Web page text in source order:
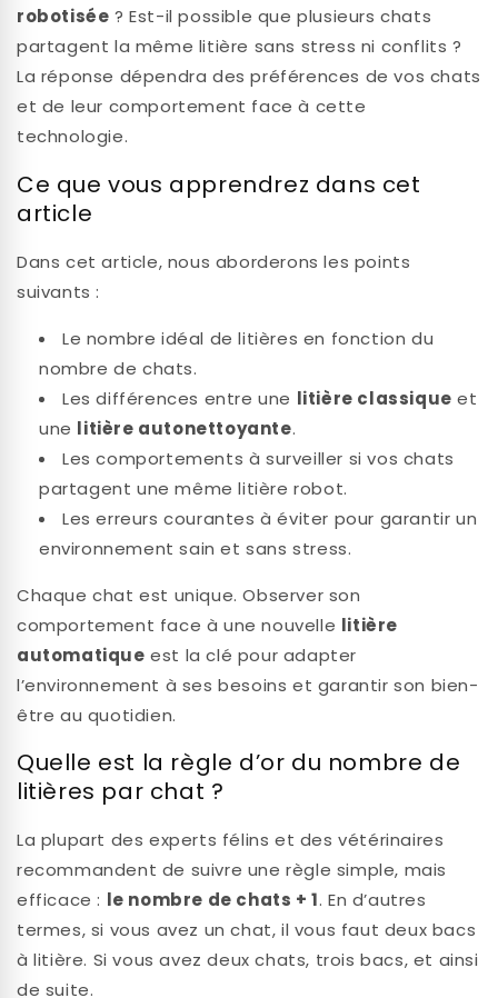
robotisée ? Est-il possible que plusieurs chats
partagent la même litière sans stress ni conflits ?
La réponse dépendra des préférences de vos chats
et de leur comportement face à cette
technologie.
Ce que vous apprendrez dans cet
article
Dans cet article, nous aborderons les points
suivants :
Le nombre idéal de litières en fonction du
nombre de chats.
Les différences entre une litière classique et
une litière autonettoyante.
Les comportements à surveiller si vos chats
partagent une même litière robot.
Les erreurs courantes à éviter pour garantir un
environnement sain et sans stress.
Chaque chat est unique. Observer son
comportement face à une nouvelle litière
automatique est la clé pour adapter
l’environnement à ses besoins et garantir son bien-
être au quotidien.
Quelle est la règle d’or du nombre de
litières par chat ?
La plupart des experts félins et des vétérinaires
recommandent de suivre une règle simple, mais
efficace : le nombre de chats + 1. En d’autres
termes, si vous avez un chat, il vous faut deux bacs
à litière. Si vous avez deux chats, trois bacs, et ainsi
de suite.